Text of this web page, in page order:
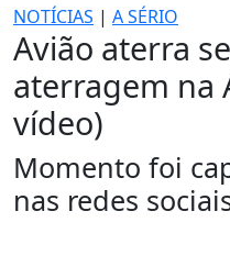
NOTÍCIAS | A SÉRIO
Avião aterra
aterragem na
vídeo)
Momento foi
nas redes